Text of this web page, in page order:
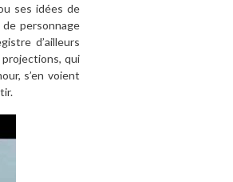
ses idées de
personnage
d’ailleurs
qui
s’en voient